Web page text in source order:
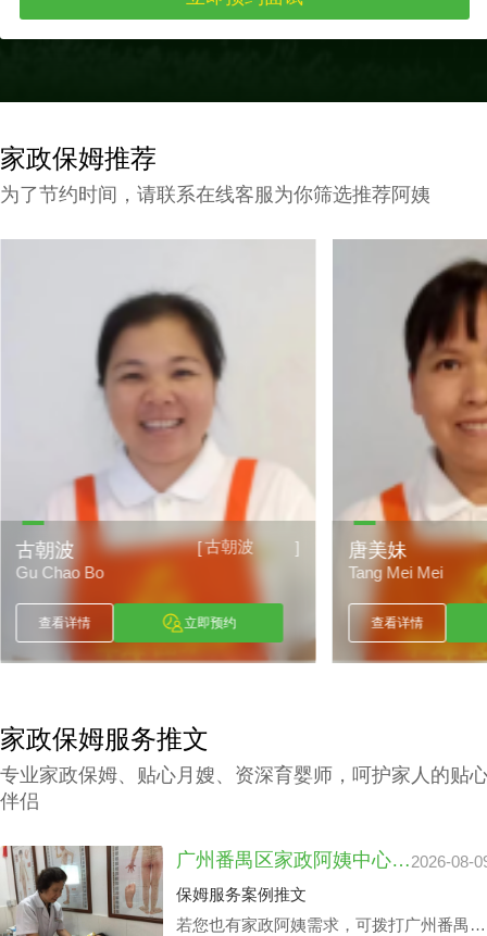
家政保姆推荐
为了节约时间，请联系在线客服为你筛选推荐阿姨
[古朝波 ]
古朝波
Gu Chao Bo
查看详情 立即预约
唐美妹
Tang Mei Mei
查看详情
家政保姆服务推文
专业家政保姆、贴心月嫂、资深育婴师，呵护家人的贴
伴侣
广州番禺区家政阿姨中心价钱：品牌声誉与实际服务水平2026-08-
保姆服务案例推文
若您也有家政阿姨需求，可拨打广州番禺区